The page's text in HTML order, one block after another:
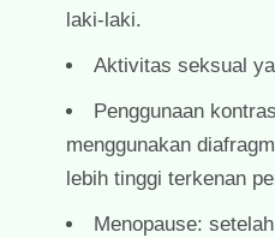
laki-laki.
Aktivitas seksual
Penggunaan
menggunakan
lebih tinggi terkenan
Menopause: